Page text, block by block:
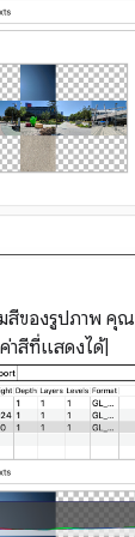
สีของรูปภาพ คุ
าสีที่แสดงได้|